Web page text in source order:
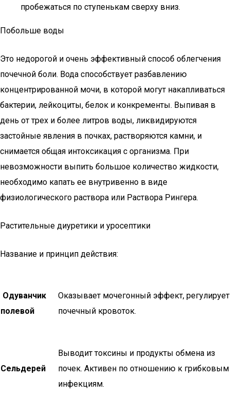
пробежаться по ступенькам сверху вниз.
Побольше воды
Это недорогой и очень эффективный способ облегчения
почечной боли. Вода способствует разбавлению
концентрированной мочи, в которой могут накапливаться
бактерии, лейкоциты, белок и конкременты. Выпивая в
день от трех и более литров воды, ликвидируются
застойные явления в почках, растворяются камни, и
снимается общая интоксикация с организма. При
невозможности выпить большое количество жидкости,
необходимо капать ее внутривенно в виде
физиологического раствора или Раствора Рингера.
Растительные диуретики и уросептики
Название и принцип действия:
Одуванчик
полевой
Оказывает мочегонный эффект, регулирует
почечный кровоток.
Сельдерей
Выводит токсины и продукты обмена из
почек. Активен по отношению к грибковым
инфекциям.